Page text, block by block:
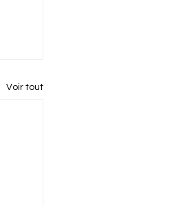
Voir tout